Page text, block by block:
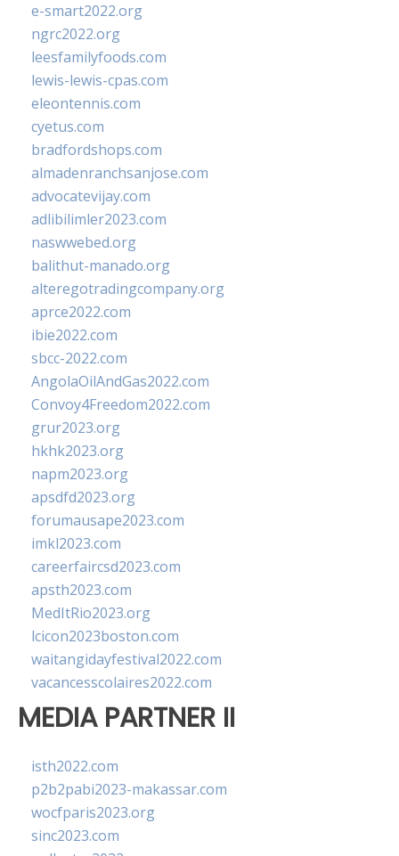
e-smart2022.org
ngrc2022.org
leesfamilyfoods.com
lewis-lewis-cpas.com
eleontennis.com
cyetus.com
bradfordshops.com
almadenranchsanjose.com
advocatevijay.com
adlibilimler2023.com
naswwebed.org
balithut-manado.org
alteregotradingcompany.org
aprce2022.com
ibie2022.com
sbcc-2022.com
AngolaOilAndGas2022.com
Convoy4Freedom2022.com
grur2023.org
hkhk2023.org
napm2023.org
apsdfd2023.org
forumausape2023.com
imkl2023.com
careerfaircsd2023.com
apsth2023.com
MedItRio2023.org
lcicon2023boston.com
waitangidayfestival2022.com
vacancesscolaires2022.com
MEDIA PARTNER II
isth2022.com
p2b2pabi2023-makassar.com
wocfparis2023.org
sinc2023.com